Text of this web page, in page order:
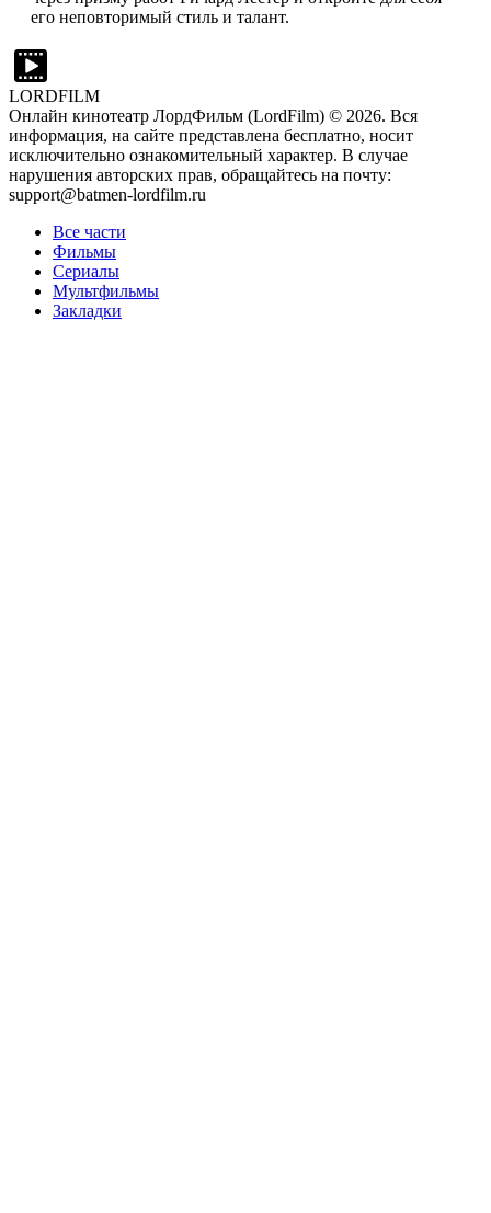
его неповторимый стиль и талант.
LORDFILM
Онлайн кинотеатр ЛордФильм (LordFilm) © 2026. Вся
информация, на сайте представлена бесплатно, носит
исключительно ознакомительный характер. В случае
нарушения авторских прав, обращайтесь на почту:
support@batmen-lordfilm.ru
Все части
Фильмы
Сериалы
Мультфильмы
Закладки